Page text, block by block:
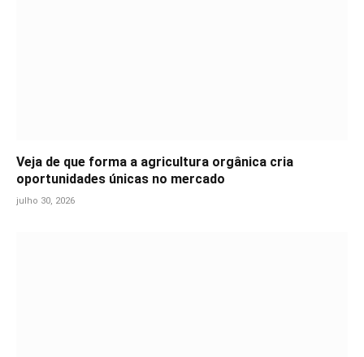
Veja de que forma a agricultura orgânica cria
oportunidades únicas no mercado
julho 30, 2026